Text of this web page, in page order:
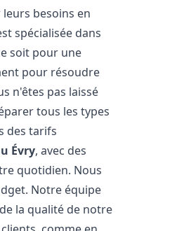
besoins en
spécialisée dans
soit pour une
pour résoudre
n'êtes pas laissé
tous les types
des tarifs
Évry, avec des
quotidien. Nous
Notre équipe
la qualité de notre